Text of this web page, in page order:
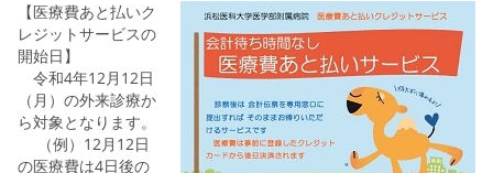
【医療費あと払いク
レジットサービスの
開始日】
令和4年12月12日
（月）の外来診療か
ら対象となります。
（例）12月12日
の医療費は4日後の